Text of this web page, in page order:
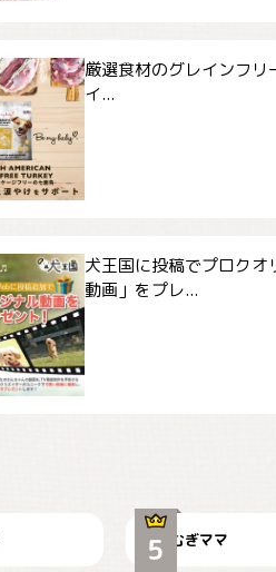
厳選食材のグレインフリ
イ...
犬王国に投稿でプロク
動画」をプレ...
むぎママ